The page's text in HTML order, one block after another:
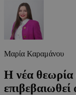
Μαρία Καραμάνου
Η νέα θεωρία